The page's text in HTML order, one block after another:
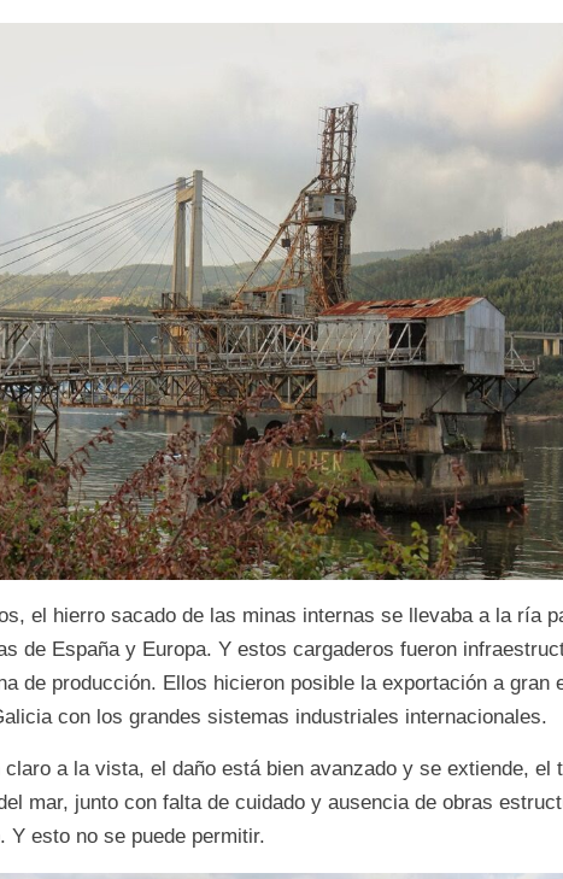
el hierro sacado de las minas internas se llevaba a la ría
de España y Europa. Y estos cargaderos fueron
de producción. Ellos hicieron posible la exportación a gran
con los grandes sistemas industriales internacionales.
a la vista, el daño está bien avanzado y se extiende, el
mar, junto con falta de cuidado y ausencia de obras
Y esto no se puede permitir.